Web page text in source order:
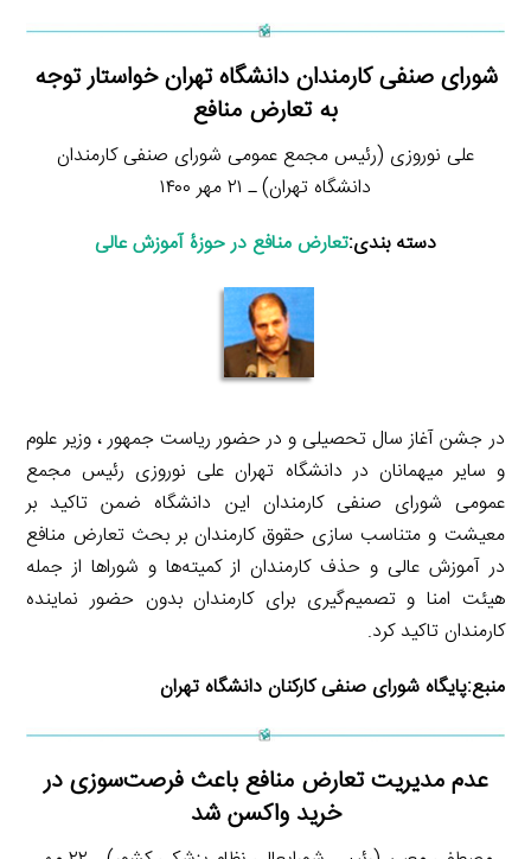
شورای صنفی کارمندان دانشگاه تهران خواستار توجه
به تعارض منافع
علی نوروزی (رئیس مجمع عمومی شورای صنفی کارمندان
دانشگاه تهران) ـ ۲۱ مهر ۱۴۰۰
دسته بندی:تعارض منافع در حوزۀ آموزش عالی
در جشن آغاز سال تحصیلی و در حضور ریاست جمهور ، وزیر علوم
و سایر میهمانان در دانشگاه تهران علی نوروزی رئیس مجمع
عمومی شورای صنفی کارمندان این دانشگاه ضمن تاکید بر
معیشت و متناسب سازی حقوق کارمندان بر بحث تعارض منافع
در آموزش عالی و حذف کارمندان از کمیته‌ها و شوراها از جمله
هیئت امنا و تصمیم‌گیری برای کارمندان بدون حضور نماینده
کارمندان تاکید کرد.
منبع:پایگاه شورای صنفی کارکنان دانشگاه تهران
عدم مدیریت تعارض منافع باعث فرصت‌سوزی در
خرید واکسن شد